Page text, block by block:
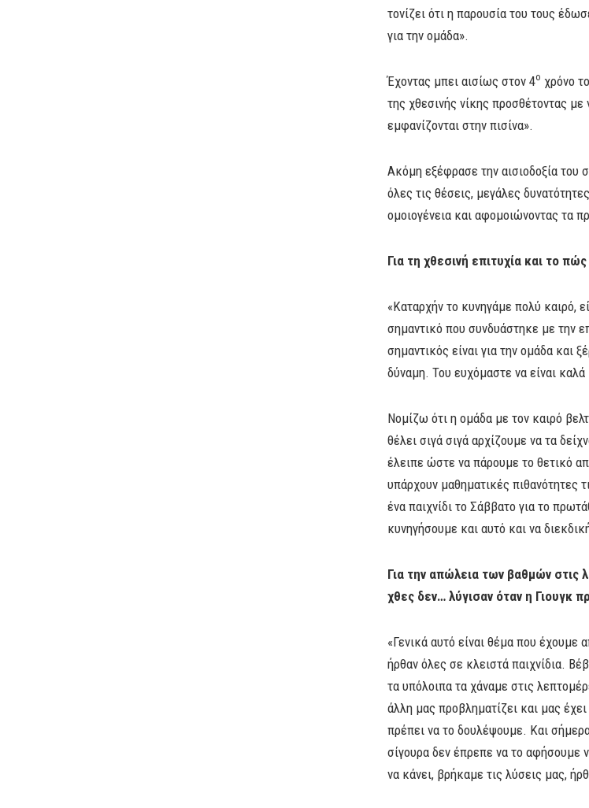
τονίζει ότι η παρουσία του τους
για την ομάδα».
Έχοντας μπει αισίως στον 4ο χρόνο
της χθεσινής νίκης προσθέτοντας
εμφανίζονται στην πισίνα».
Ακόμη εξέφρασε την αισιοδοξία του
όλες τις θέσεις, μεγάλες
ομοιογένεια και αφομοιώνοντας τα
Για τη χθεσινή επιτυχία και το
«Καταρχήν το κυνηγάμε πολύ καιρό,
σημαντικό που συνδυάστηκε με την
σημαντικός είναι για την ομάδα και
δύναμη. Του ευχόμαστε να είναι καλά
Νομίζω ότι η ομάδα με τον καιρό
θέλει σιγά σιγά αρχίζουμε να τα
έλειπε ώστε να πάρουμε το θετικό
υπάρχουν μαθηματικές πιθανότητες
ένα παιχνίδι το Σάββατο για το
κυνηγήσουμε και αυτό και να
Για την απώλεια των βαθμών στις
χθες δεν… λύγισαν όταν η Γιουγκ
«Γενικά αυτό είναι θέμα που έχουμε
ήρθαν όλες σε κλειστά παιχνίδια.
τα υπόλοιπα τα χάναμε στις
άλλη μας προβληματίζει και μας
πρέπει να το δουλέψουμε. Και
σίγουρα δεν έπρεπε να το αφήσουμε
να κάνει, βρήκαμε τις λύσεις μας,